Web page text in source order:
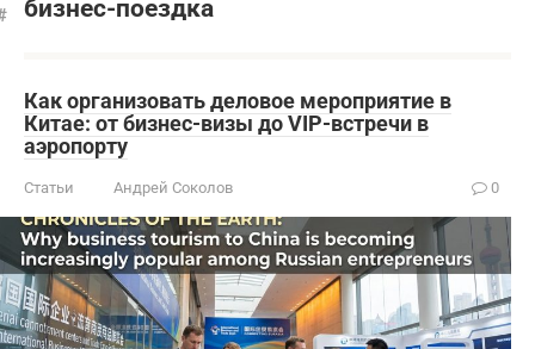
бизнес-поездка
Как организовать деловое мероприятие в
Китае: от бизнес-визы до VIP-встречи в
аэропорту
Статьи Андрей Соколов 0